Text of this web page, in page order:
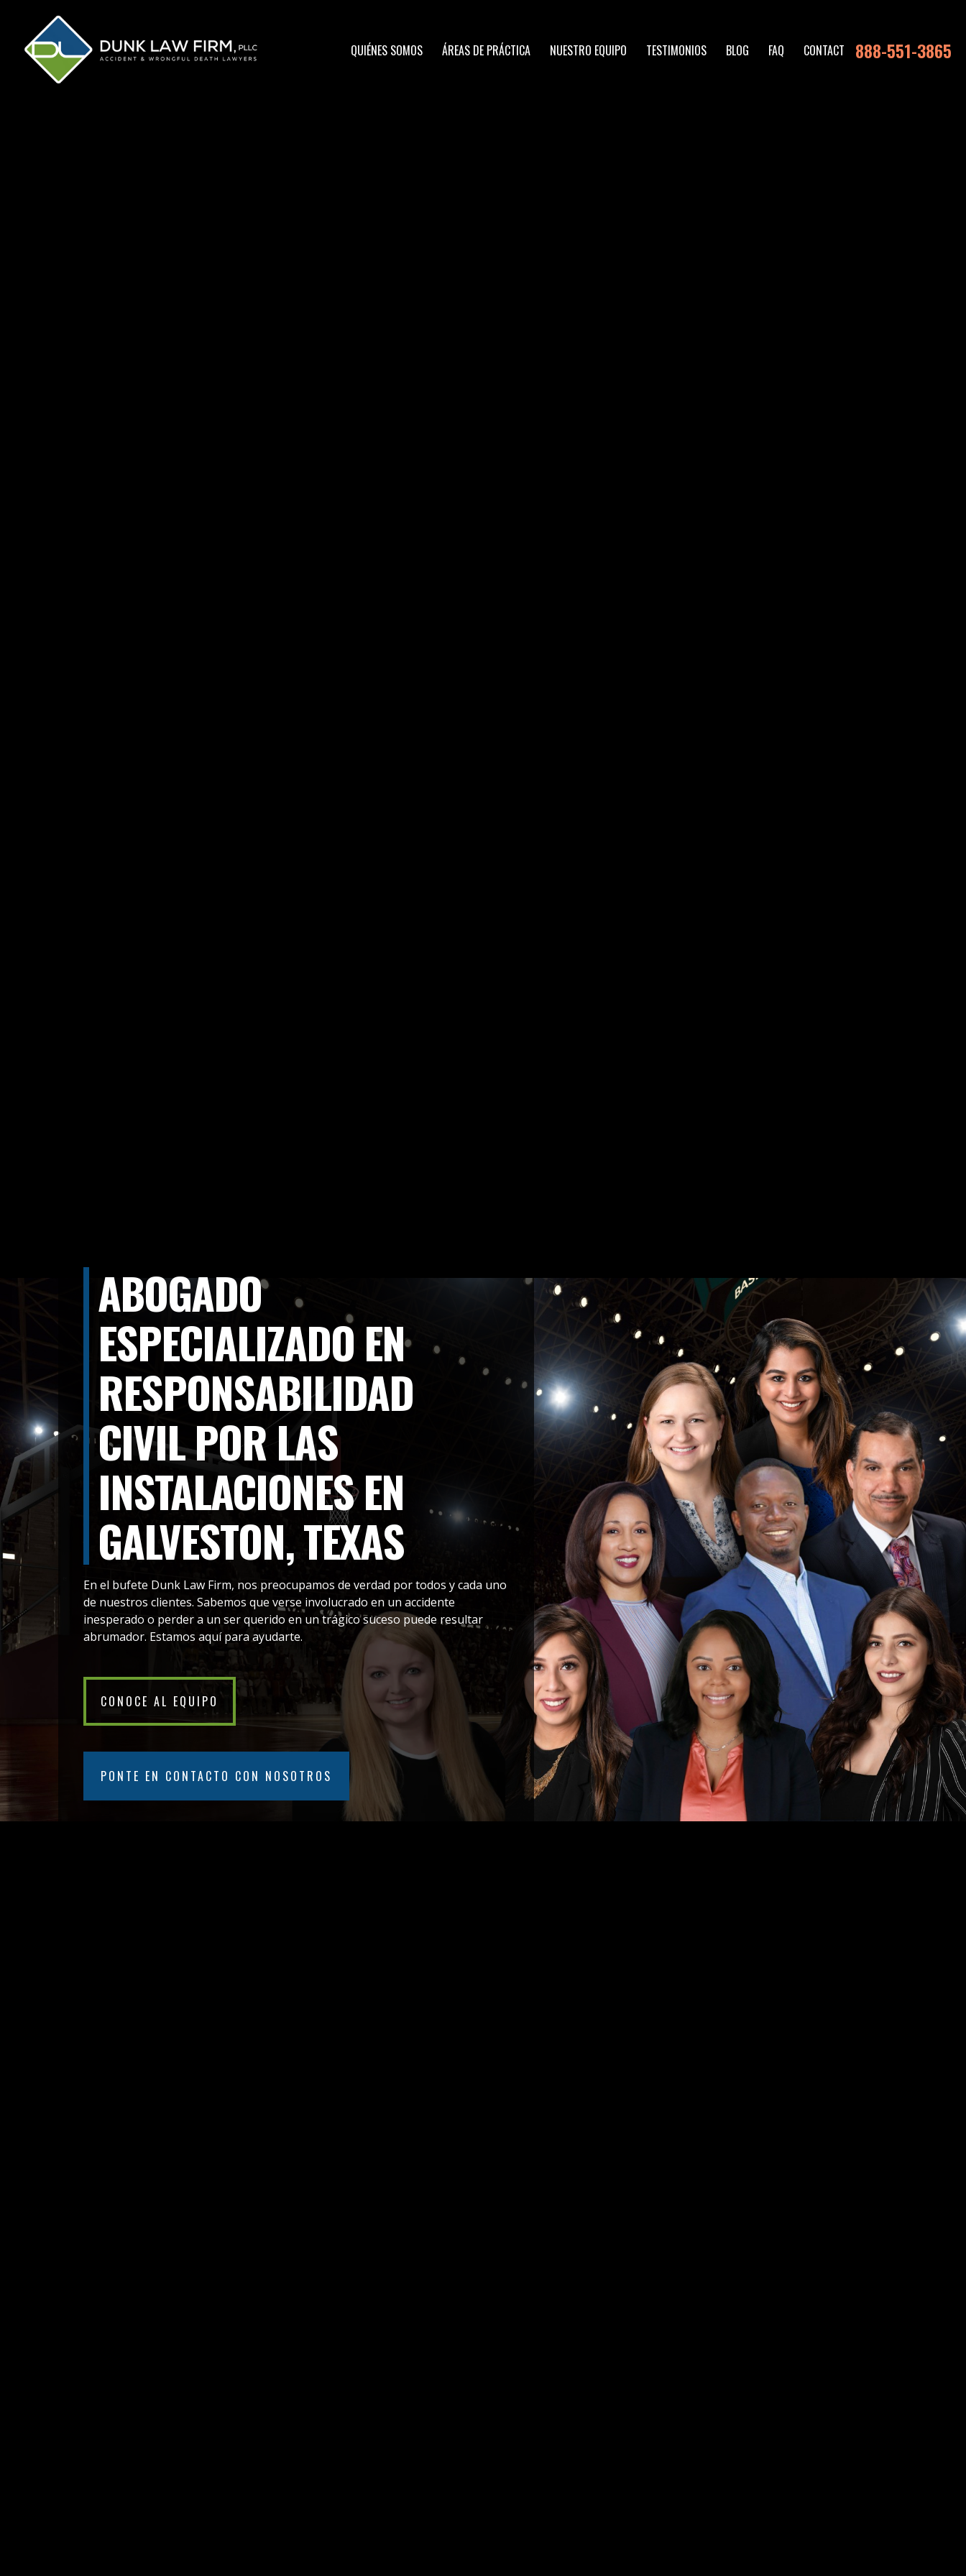
QUIÉNES SOMOS ÁREAS DE PRÁCTICA NUESTRO EQUIPO TESTIMONIOS BLOG FAQ CONTACT 888-551-3865
ABOGADO
ESPECIALIZADO EN
RESPONSABILIDAD
CIVIL POR LAS
INSTALACIONES EN
GALVESTON, TEXAS
En el bufete Dunk Law Firm, nos preocupamos de verdad por todos y cada uno
de nuestros clientes. Sabemos que verse involucrado en un accidente
inesperado o perder a un ser querido en un trágico suceso puede resultar
abrumador. Estamos aquí para ayudarte.
CONOCE AL EQUIPO
PONTE EN CONTACTO CON NOSOTROS